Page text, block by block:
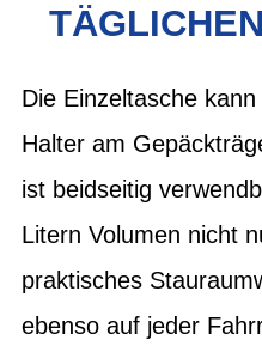
Die Einzeltasche
Halter am
ist beidseitig
Litern Volumen nicht
praktisches
ebenso auf jeder